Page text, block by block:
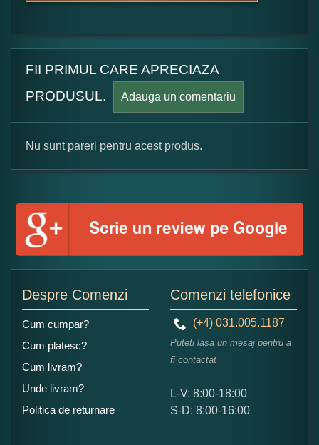
FII PRIMUL CARE APRECIAZA
PRODUSUL.
Adauga un comentariu
Formular pareri client
Numele dumneavoastra:
Ce nota acordati acestui produs?
5
Nu sunt pareri pentru acest produs.
Despre Comenzi
Cum cumpar?
Cum platesc?
Cum livram?
Unde livram?
Politica de returnare
Comenzi telefonice
(+4) 031.005.1187
Puteti lasa un mesaj pentru a
fi contactat
L-V: 8:00-18:00
S-D: 8:00-16:00